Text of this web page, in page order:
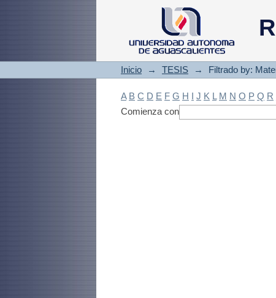
Filtrado by: Materia
Inicio → TESIS → Filtrado by:
A B C D E F G H I J K L M N O P Q R
Comienza con